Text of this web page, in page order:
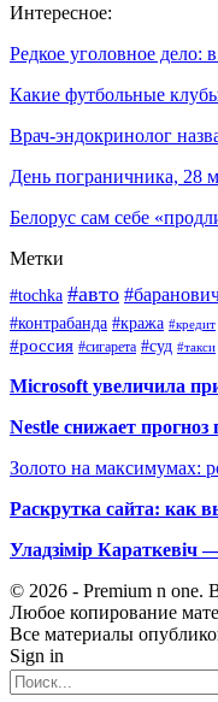
Интересное:
Редкое уголовное дело:
Какие футбольные
Врач-эндокринолог
День пограничника, 28
Белорус сам себе
Метки
#tochka #авто
#контрабанда #кража #кредит
#россия #сигарета #суд #такси
Microsoft увеличила
Nestle снижает
Золото на максимумах:
Раскрутка сайта: как
Уладзімір
© 2026 - Premium n one.
Любое копирование
Все материалы
Sign in